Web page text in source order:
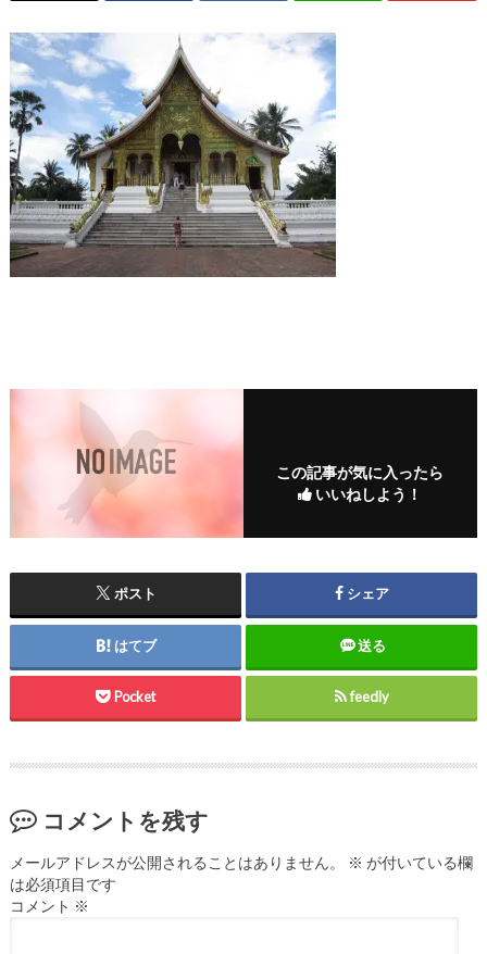
この記事が気に入ったら
いいねしよう！
ポスト シェア
はてブ 送る
Pocket feedly
コメントを残す
メールアドレスが公開されることはありません。 ※ が付いている欄
は必須項目です
コメント ※